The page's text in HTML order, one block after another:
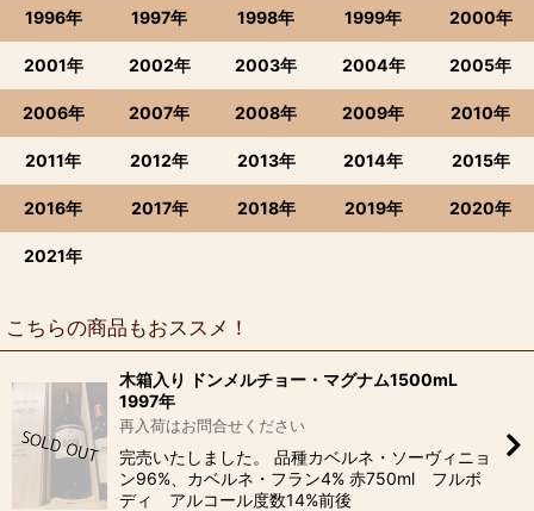
1996年 1997年 1998年 1999年 2000年
2001年 2002年 2003年 2004年 2005年
2006年 2007年 2008年 2009年 2010年
2011年 2012年 2013年 2014年 2015年
2016年 2017年 2018年 2019年 2020年
2021年
こちらの商品もおススメ！
木箱入り ドンメルチョー・マグナム1500mL
1997年
再入荷はお問合せください
完売いたしました。 品種カベルネ・ソーヴィニョ
ン96%、カベルネ・フラン4% 赤750ml フルボ
ディ アルコール度数14%前後